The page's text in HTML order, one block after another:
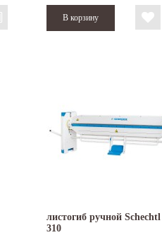
листогиб ручной
310